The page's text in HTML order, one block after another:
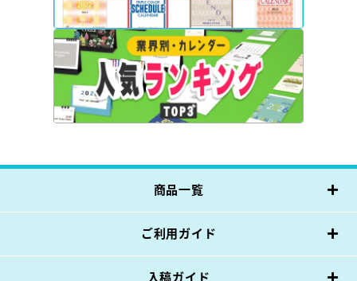
商品一覧
ご利用ガイド
入稿ガイド